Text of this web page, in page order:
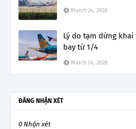
March 24, 2026
Lý do tạm dừng
bay từ 1/4
March 24, 2026
ĐĂNG NHẬN XÉT
0 Nhận xét